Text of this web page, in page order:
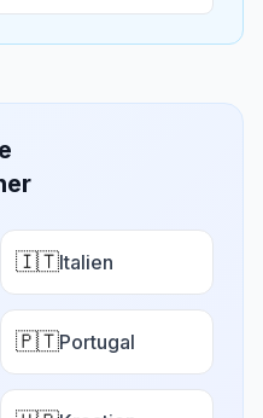
🇮🇹Italien
🇵🇹Portugal